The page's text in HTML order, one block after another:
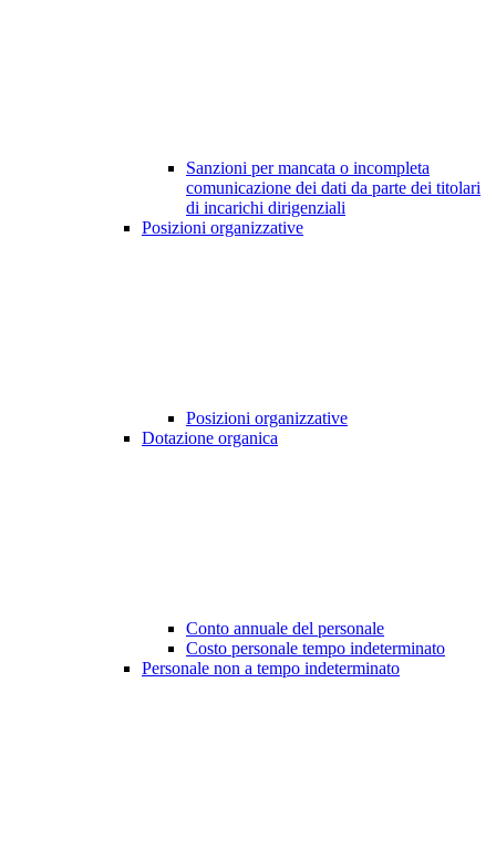
Sanzioni per mancata o incompleta
comunicazione dei dati da parte dei titolari
di incarichi dirigenziali
Posizioni organizzative
Posizioni organizzative
Dotazione organica
Conto annuale del personale
Costo personale tempo indeterminato
Personale non a tempo indeterminato